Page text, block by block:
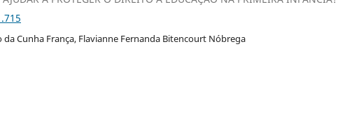
da Cunha França, Flavianne Fernanda Bitencourt Nóbrega